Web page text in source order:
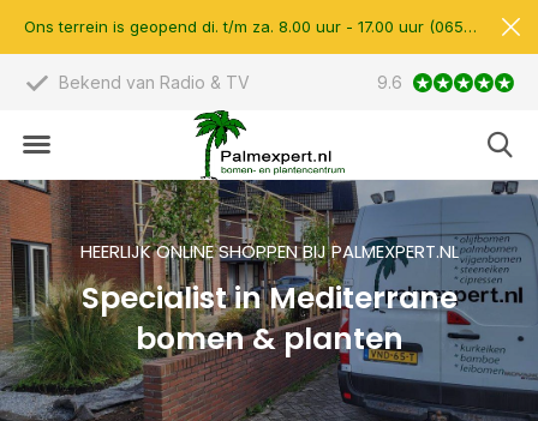
Bekend van Radio & TV Scherpe prijzen
9.6
Ons terrein is geopend di. t/m za. 8.00 uur - 17.00 uur (0657510597)
HEERLIJK ONLINE SHOPPEN BIJ PALMEXPERT.NL
Specialist in Mediterrane
bomen & planten